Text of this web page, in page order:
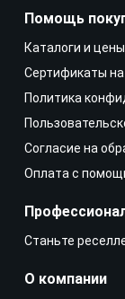
Помощь
Каталоги и цены
Сертификаты
Политика
Согласие на
Оплата с
Станьте
О компании